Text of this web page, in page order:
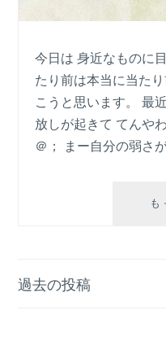
今日は 身近なものに
たり前は本当に当た
こうと思います。 最
放しが起きて てんや
＠； まー自分の弱さ
も
投
過去の投稿